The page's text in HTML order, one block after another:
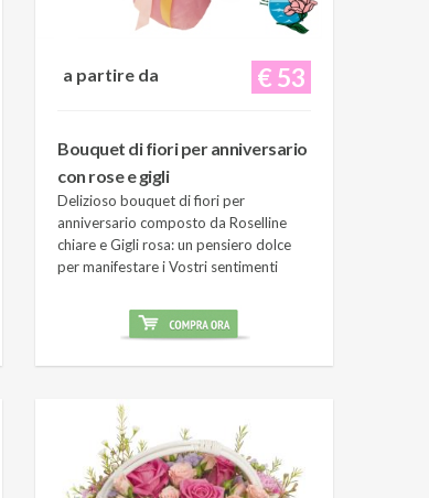
€ 53
a partire da
Bouquet di fiori per anniversario
con rose e gigli
Delizioso bouquet di fiori per
anniversario composto da Roselline
chiare e Gigli rosa: un pensiero dolce
per manifestare i Vostri sentimenti